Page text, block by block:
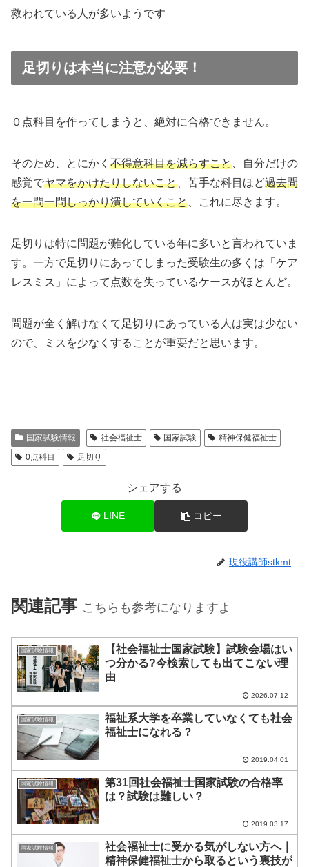
救われている人が多いようです
足切りは本当に注意が必要！
０点科目を作ってしまうと、絶対に合格できません。
そのため、とにかく 不得意科目を減らすこと 、自分だけの
感覚でヤマをかけたりしないこと 、苦手な科目ほど過去問
を一問一問しっかり潰していくこと 、これに尽きます。
足切りは特に問題が難化している年に多いと言われていま
す。一方で足切りにあってしまった受験生の多くは「ケア
レスミス」によって点数を失っているケースがほとんど。
問題が全く解けなくて足切りにあっている人は実は少ない
ので、ミスを少なくすることが重要だと思います。
国家試験情報 社会福祉士 国家試験
精神保健福祉士
0点科目
足切り
シェアする
LINE コピー
現役講師stkmt
関連記事 こちらも参考になりますよ
国家試験情報
【社会福祉士国家試験】試験会場はい
つ分かる?今検索しても出てこない理
由
2026.07.12
国家試験情報
福祉系大学を卒業していなくても社会
福祉士になれる？
2019.04.01
国家試験情報
第31回社会福祉士国家試験の合格率
は？試験は難しい？
2019.03.17
国家試験情報
社会福祉士に受かる気がしない方へ｜
精神保健福祉士から取るという裏技が